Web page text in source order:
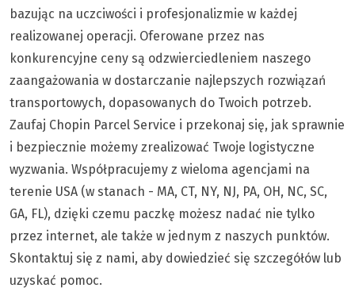
bazując na uczciwości i profesjonalizmie w każdej
realizowanej operacji. Oferowane przez nas
konkurencyjne ceny są odzwierciedleniem naszego
zaangażowania w dostarczanie najlepszych rozwiązań
transportowych, dopasowanych do Twoich potrzeb.
Zaufaj Chopin Parcel Service i przekonaj się, jak sprawnie
i bezpiecznie możemy zrealizować Twoje logistyczne
wyzwania. Współpracujemy z wieloma agencjami na
terenie USA (w stanach - MA, CT, NY, NJ, PA, OH, NC, SC,
GA, FL), dzięki czemu paczkę możesz nadać nie tylko
przez internet, ale także w jednym z naszych punktów.
Skontaktuj się z nami, aby dowiedzieć się szczegółów lub
uzyskać pomoc.